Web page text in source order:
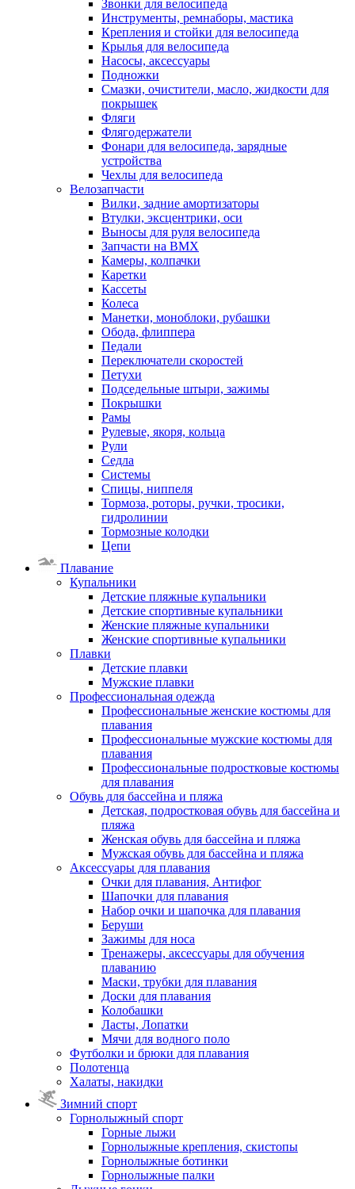
Звонки для велосипеда
Инструменты, ремнаборы, мастика
Крепления и стойки для велосипеда
Крылья для велосипеда
Насосы, аксессуары
Подножки
Смазки, очистители, масло, жидкости для
покрышек
Фляги
Флягодержатели
Фонари для велосипеда, зарядные
устройства
Чехлы для велосипеда
Велозапчасти
Вилки, задние амортизаторы
Втулки, эксцентрики, оси
Выносы для руля велосипеда
Запчасти на BMX
Камеры, колпачки
Каретки
Кассеты
Колеса
Манетки, моноблоки, рубашки
Обода, флиппера
Педали
Переключатели скоростей
Петухи
Подседельные штыри, зажимы
Покрышки
Рамы
Рулевые, якоря, кольца
Рули
Седла
Системы
Спицы, ниппеля
Тормоза, роторы, ручки, тросики,
гидролинии
Тормозные колодки
Цепи
Плавание
Купальники
Детские пляжные купальники
Детские спортивные купальники
Женские пляжные купальники
Женские спортивные купальники
Плавки
Детские плавки
Мужские плавки
Профессиональная одежда
Профессиональные женские костюмы для
плавания
Профессиональные мужские костюмы для
плавания
Профессиональные подростковые костюмы
для плавания
Обувь для бассейна и пляжа
Детская, подростковая обувь для бассейна и
пляжа
Женская обувь для бассейна и пляжа
Мужская обувь для бассейна и пляжа
Аксессуары для плавания
Очки для плавания, Антифог
Шапочки для плавания
Набор очки и шапочка для плавания
Беруши
Зажимы для носа
Тренажеры, аксессуары для обучения
плаванию
Маски, трубки для плавания
Доски для плавания
Колобашки
Ласты, Лопатки
Мячи для водного поло
Футболки и брюки для плавания
Полотенца
Халаты, накидки
Зимний спорт
Горнолыжный спорт
Горные лыжи
Горнолыжные крепления, скистопы
Горнолыжные ботинки
Горнолыжные палки